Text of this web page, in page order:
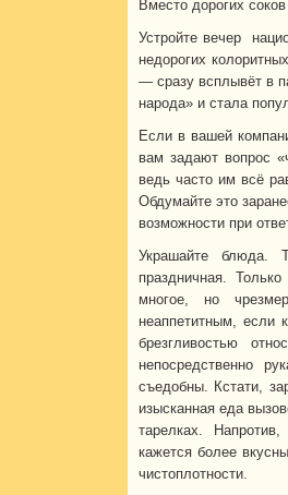
Вместо дорогих
Устройте вечер
недорогих
— сразу всплывёт в
народа» и стала
Если в вашей
вам задают вопрос
ведь часто им всё
Обдумайте это
возможности при
Украшайте блюда.
праздничная.
многое, но
неаппетитным, если
брезгливостью
непосредственно
съедобны. Кстати,
изысканная еда
тарелках.
кажется более
чистоплотности.